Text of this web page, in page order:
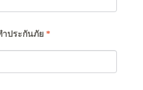
ำประกันภัย *